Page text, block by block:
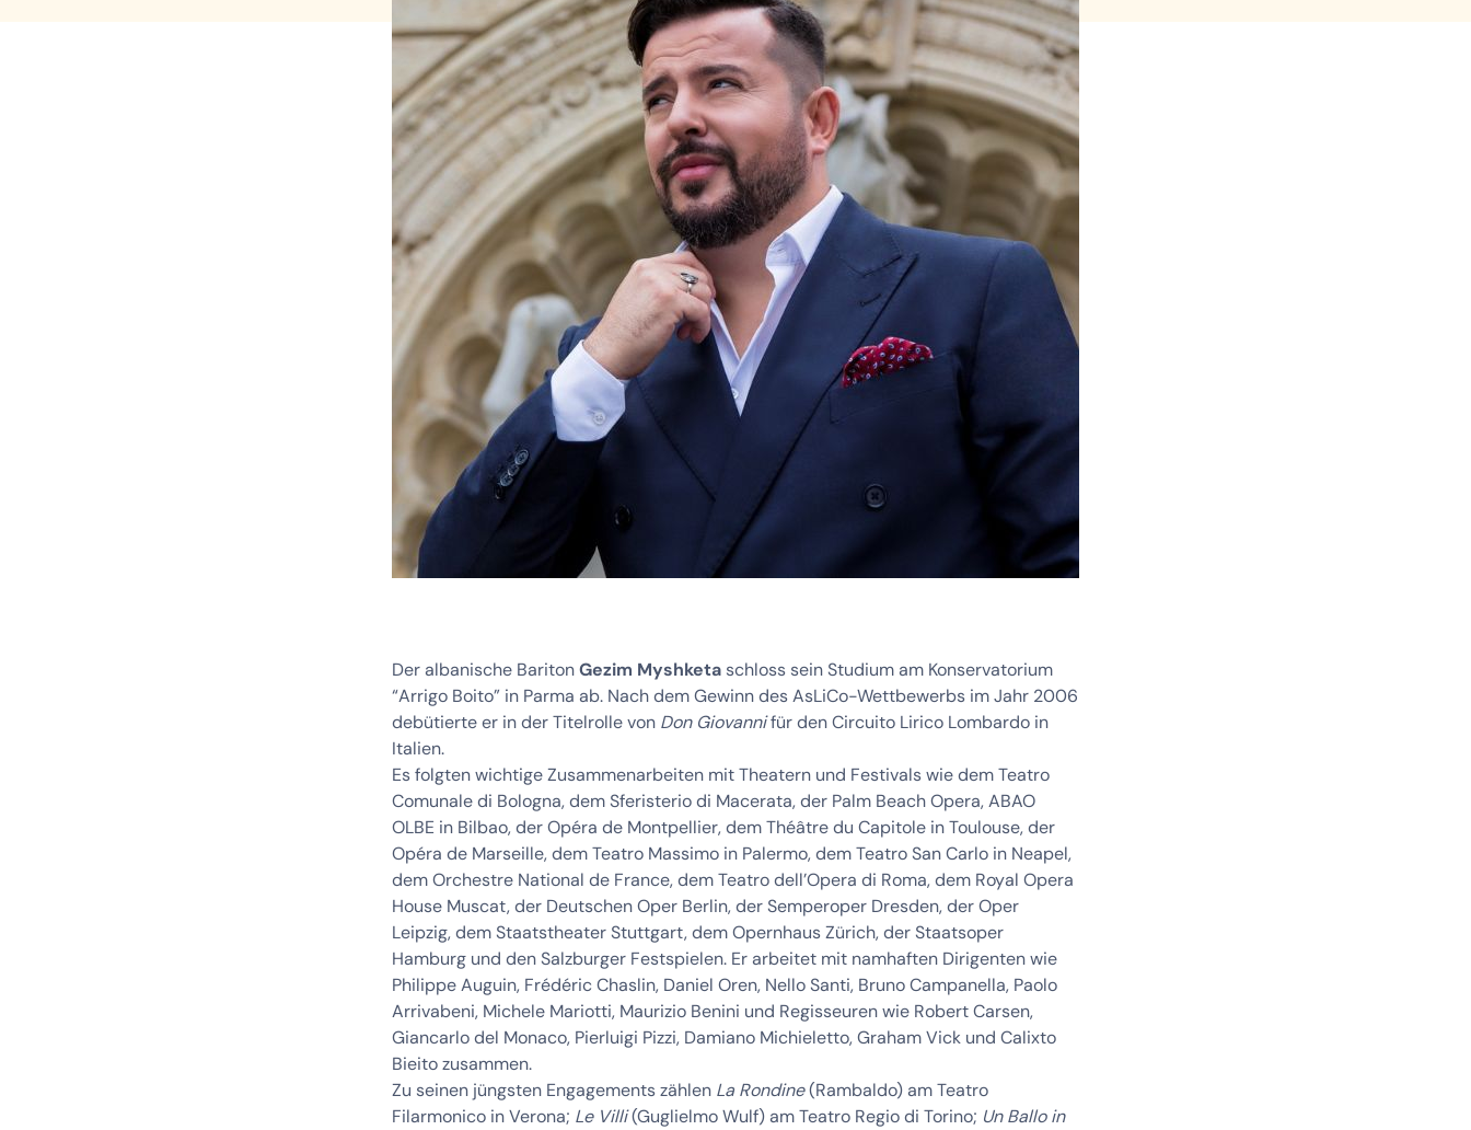
Der albanische BaritonGezim Myshketa schloss sein Studium am Konservatorium
“Arrigo Boito” in Parma ab. Nach dem Gewinn des AsLiCo-Wettbewerbs im Jahr 2006
debütierte er in der Titelrolle von Don Giovannifür den Circuito Lirico Lombardo in
Italien.
Es folgten wichtige Zusammenarbeiten mit Theatern und Festivals wie dem Teatro
Comunale di Bologna, dem Sferisterio di Macerata, der Palm Beach Opera, ABAO
OLBE in Bilbao, der Opéra de Montpellier, dem Théâtre du Capitole in Toulouse, der
Opéra de Marseille, dem Teatro Massimo in Palermo, dem Teatro San Carlo in Neapel,
dem Orchestre National de France, dem Teatro dell’Opera di Roma, dem Royal Opera
House Muscat, der Deutschen Oper Berlin, der Semperoper Dresden, der Oper
Leipzig, dem Staatstheater Stuttgart, dem Opernhaus Zürich, der Staatsoper
Hamburg und den Salzburger Festspielen. Er arbeitet mit namhaften Dirigenten wie
Philippe Auguin, Frédéric Chaslin, Daniel Oren, Nello Santi, Bruno Campanella, Paolo
Arrivabeni, Michele Mariotti, Maurizio Benini und Regisseuren wie Robert Carsen,
Giancarlo del Monaco, Pierluigi Pizzi, Damiano Michieletto, Graham Vick und Calixto
Bieito zusammen.
Zu seinen jüngsten Engagements zählen La Rondine(Rambaldo) am Teatro
Filarmonico in Verona; Le Villi(Guglielmo Wulf) am Teatro Regio di Torino; Un Ballo in